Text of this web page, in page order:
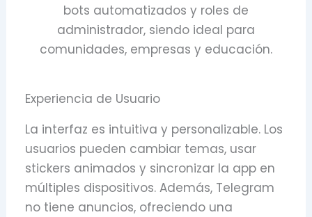
bots automatizados y roles de
administrador, siendo ideal para
comunidades, empresas y educación.
Experiencia de Usuario
La interfaz es intuitiva y personalizable. Los
usuarios pueden cambiar temas, usar
stickers animados y sincronizar la app en
múltiples dispositivos. Además, Telegram
no tiene anuncios, ofreciendo una